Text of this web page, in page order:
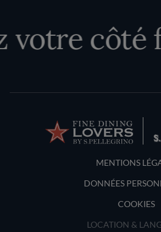
côté
Terms and
MENTIONS
DONNÉES
COOKIES
LOCATION &